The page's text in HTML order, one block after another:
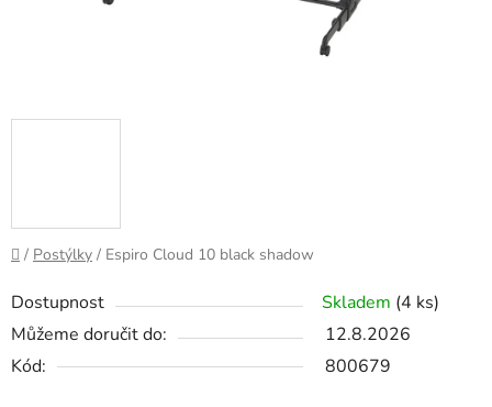
Domů
/ Postýlky / Espiro Cloud 10 black shadow
Dostupnost Skladem (4 ks)
Můžeme doručit do:
12.8.2026
Kód:
800679